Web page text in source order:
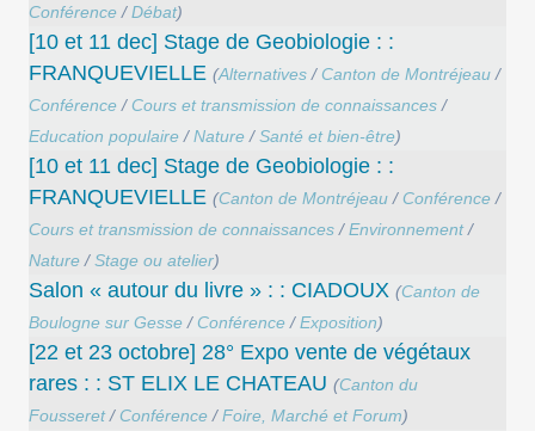
Conférence /Débat)
[10 et 11 dec] Stage de Geobiologie : :
FRANQUEVIELLE (Alternatives / Canton de Montréjeau /
Conférence / Cours et transmission de connaissances /
Education populaire /Nature /Santé et bien-être)
[10 et 11 dec] Stage de Geobiologie : :
FRANQUEVIELLE (Canton de Montréjeau / Conférence /
Cours et transmission de connaissances /Environnement/
Nature /Stage ou atelier)
Salon « autour du livre » : : CIADOUX (Canton de
Boulogne sur Gesse / Conférence /Exposition)
[22 et 23 octobre] 28° Expo vente de végétaux
rares : : ST ELIX LE CHATEAU (Canton du
Fousseret/ Conférence /Foire, Marché et Forum)